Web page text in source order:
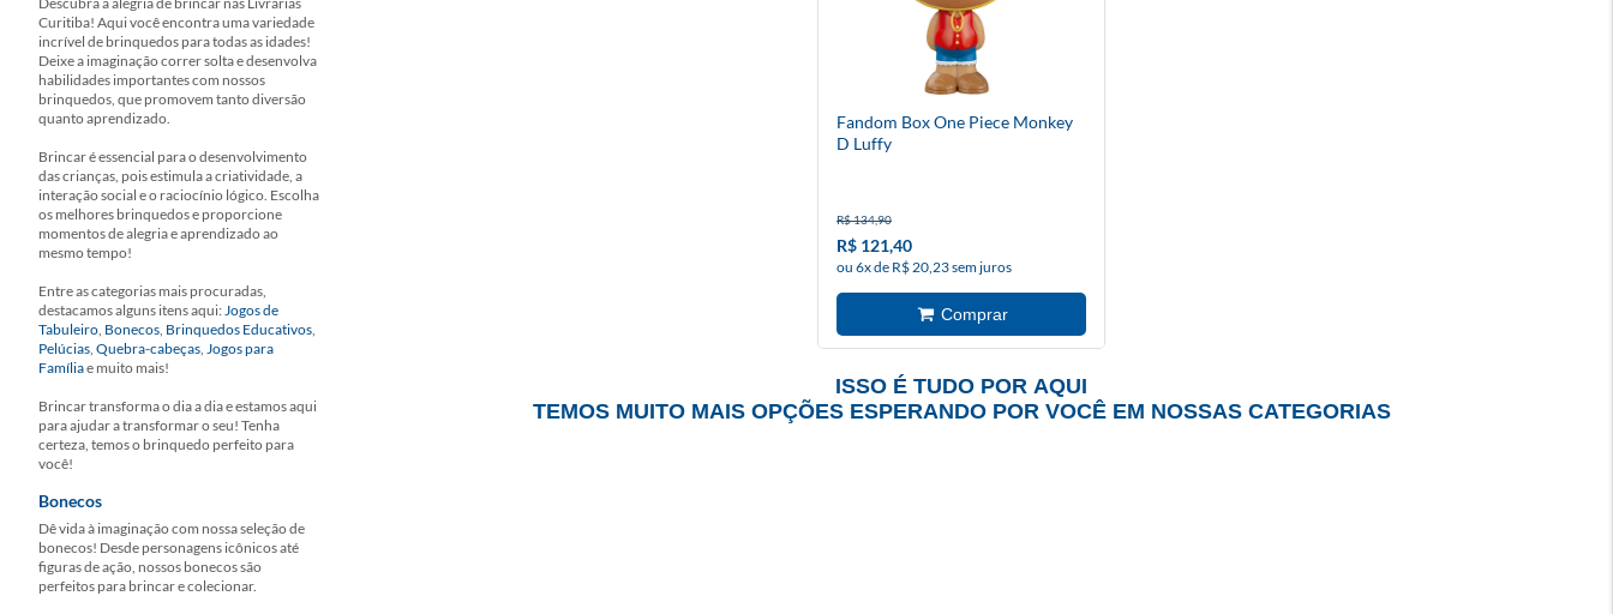
Curitiba! Aqui você encontra uma variedade
incrível de brinquedos para todas as idades!
Deixe a imaginação correr solta e desenvolva
habilidades importantes com nossos
brinquedos, que promovem tanto diversão
quanto aprendizado.
Brincar é essencial para o desenvolvimento
das crianças, pois estimula a criatividade, a
interação social e o raciocínio lógico. Escolha
os melhores brinquedos e proporcione
momentos de alegria e aprendizado ao
mesmo tempo!
Entre as categorias mais procuradas,
destacamos alguns itens aqui:Jogos de
Tabuleiro, Bonecos, Brinquedos Educativos,
Pelúcias, Quebra-cabeças, Jogos para
Famíliae muito mais!
Brincar transforma o dia a dia e estamos aqui
para ajudar a transformar o seu! Tenha
certeza, temos o brinquedo perfeito para
você!
Bonecos
Dê vida à imaginação com nossa seleção de
bonecos! Desde personagens icônicos até
figuras de ação, nossos bonecos são
perfeitos para brincar e colecionar.
Fandom Box One Piece Monkey
D Luffy
R$ 134,90
R$ 121,40
ou 6x de R$ 20,23 sem juros
ISSO É TUDO POR AQUI
TEMOS MUITO MAIS OPÇÕES ESPERANDO POR VOCÊ EM NOSSAS CATEGORIAS